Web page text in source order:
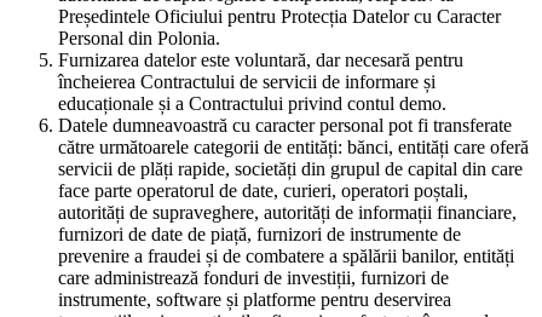
Președintele Oficiului pentru Protecția Datelor cu Caracter
Personal din Polonia.
Furnizarea datelor este voluntară, dar necesară pentru
încheierea Contractului de servicii de informare și
educaționale și a Contractului privind contul demo.
Datele dumneavoastră cu caracter personal pot fi transferate
către următoarele categorii de entități: bănci, entități care oferă
servicii de plăți rapide, societăți din grupul de capital din care
face parte operatorul de date, curieri, operatori poștali,
autorități de supraveghere, autorități de informații financiare,
furnizori de date de piață, furnizori de instrumente de
prevenire a fraudei și de combatere a spălării banilor, entități
care administrează fonduri de investiții, furnizori de
instrumente, software și platforme pentru deservirea